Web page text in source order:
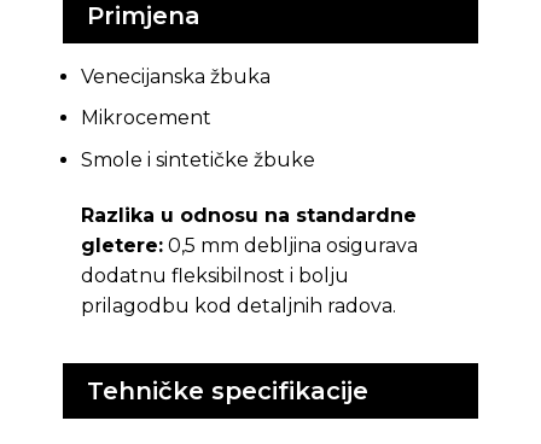
Primjena
Venecijanska žbuka
Mikrocement
Smole i sintetičke žbuke
Razlika u odnosu na standardne
gletere:0,5 mm debljina osigurava
dodatnu fleksibilnost i bolju
prilagodbu kod detaljnih radova.
Tehničke specifikacije